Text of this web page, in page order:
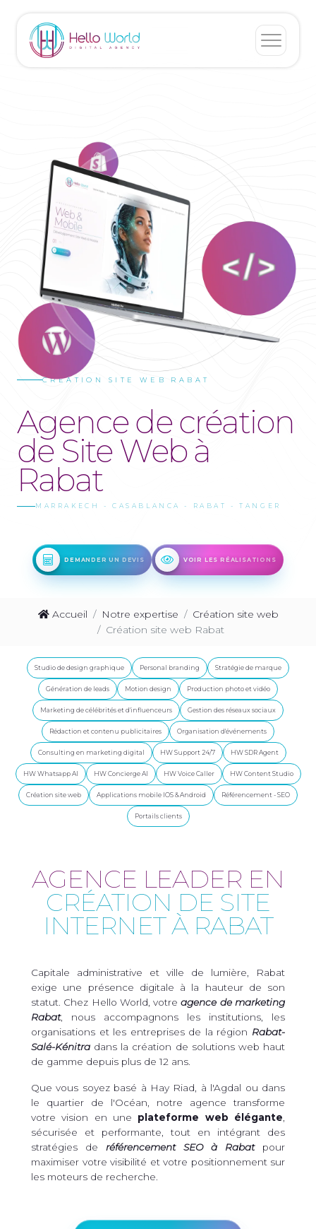
CRÉATION SITE WEB RABAT
Agence de création
de Site Web à
Rabat
MARRAKECH - CASABLANCA - RABAT - TANGER
DEMANDER UN DEVIS VOIR LES RÉALISATIONS
Accueil Notre expertise
Création site web
Création site web Rabat
Studio de design graphique Personal branding Stratégie de marque
Génération de leads Motion design Production photo et vidéo
Marketing de célébrités et d'influenceurs Gestion des réseaux sociaux
Rédaction et contenu publicitaires Organisation d'événements
Consulting en marketing digital HW Support 24/7 HW SDR Agent
HW Whatsapp AI HW Concierge AI HW Voice Caller HW Content Studio
Création site web Applications mobile IOS & Android Référencement - SEO
Portails clients
AGENCE LEADER EN
CRÉATION DE SITE
INTERNET À RABAT
Capitale administrative et ville de lumière, Rabat
exige une présence digitale à la hauteur de son
statut. Chez Hello World, votreagence de marketing
Rabat, nous accompagnons les institutions, les
organisations et les entreprises de la région Rabat-
Salé-Kénitra dans la création de solutions web haut
de gamme depuis plus de 12 ans.
Que vous soyez basé à Hay Riad, à l'Agdal ou dans
le quartier de l'Océan, notre agence transforme
votre vision en une plateforme web élégante
sécurisée et performante, tout en intégrant des
stratégies de référencement SEO à Rabat
pour
maximiser votre visibilité et votre positionnement sur
les moteurs de recherche.